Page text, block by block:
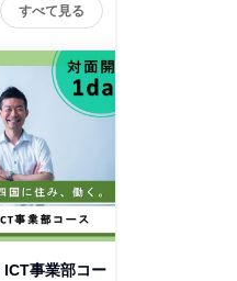
すべて見る
事業部コー